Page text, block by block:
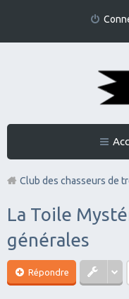
Club des chasseurs de
La Toile
générales
Répondre